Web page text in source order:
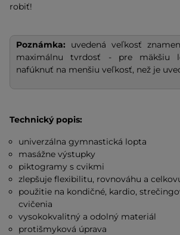
robiť!
Poznámka: uvedená veľkosť
maximálnu tvrdosť - pre mäkšiu
nafúknuť na menšiu veľkosť, než je
Technický popis:
univerzálna gymnastická lopta
masážne výstupky
piktogramy s cvikmi
zlepšuje flexibilitu, rovnováhu a
použitie na kondičné, kardio,
cvičenia
vysokokvalitný a odolný materiál
protišmyková úprava